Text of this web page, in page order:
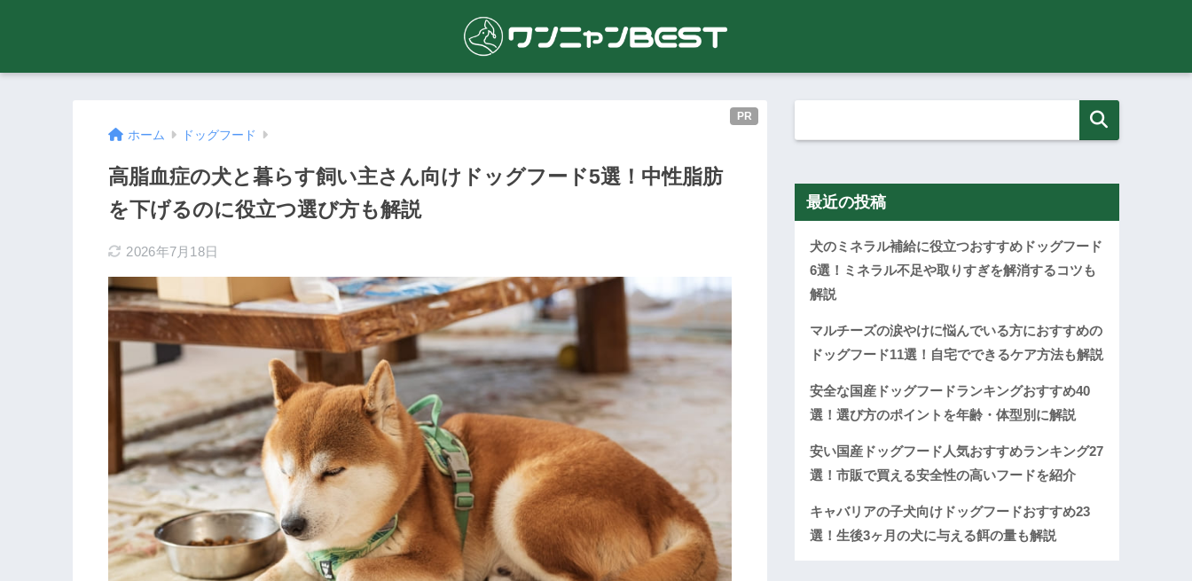
PR
ホーム ドッグフード
高脂血症の犬と暮らす飼い主さん向けドッグフード5選！中性脂肪
を下げるのに役立つ選び方も解説
2026年7月18日
最近の投稿
犬のミネラル補給に役立つおすすめドッグフード
6選！ミネラル不足や取りすぎを解消するコツも
解説
マルチーズの涙やけに悩んでいる方におすすめの
ドッグフード11選！自宅でできるケア方法も解説
安全な国産ドッグフードランキングおすすめ40
選！選び方のポイントを年齢・体型別に解説
安い国産ドッグフード人気おすすめランキング27
選！市販で買える安全性の高いフードを紹介
キャバリアの子犬向けドッグフードおすすめ23
選！生後3ヶ月の犬に与える餌の量も解説